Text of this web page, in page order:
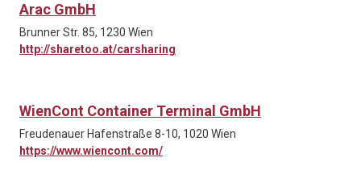
Arac GmbH
Brunner Str. 85, 1230 Wien
http://sharetoo.at/carsharing
WienCont Container Terminal GmbH
Freudenauer Hafenstraße 8-10, 1020 Wien
https://www.wiencont.com/